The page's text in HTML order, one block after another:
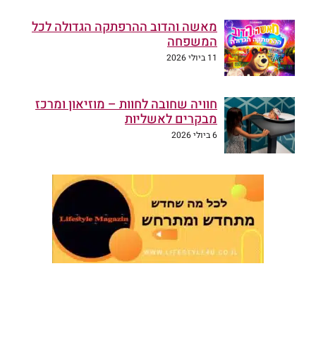
מאשה והדוב ההרפתקה הגדולה לכל
המשפחה
11 ביולי 2026
חוויה שחובה לחוות – מוזיאון ומרכז
מבקרים לאשליות
6 ביולי 2026